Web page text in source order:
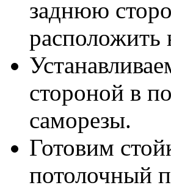
заднюю
расположить
стороной в
саморезы.
Готовим
потолочный